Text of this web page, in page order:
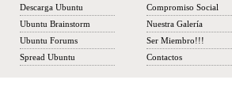
Descarga Ubuntu
Ubuntu Brainstorm
Ubuntu Forums
Spread Ubuntu
Compromiso Social
Nuestra Galería
Ser Miembro!!!
Contactos